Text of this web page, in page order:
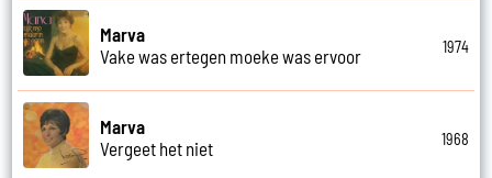
Marva
Vake was ertegen moeke was ervoor
1974
Marva
Vergeet het niet
1968